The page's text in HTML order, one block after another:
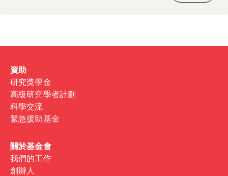
資助
研究獎學金
高級研究學者計劃
科學交流
緊急援助基金
關於基金會
我們的工作
創辦人